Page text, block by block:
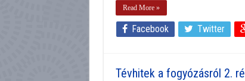
Read More »
Facebook Twitter
Tévhitek a fogyózásról 2.